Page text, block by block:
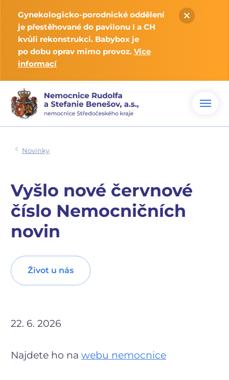
Gynekologicko-porodnické oddělení
je přestěhované do pavilonu I a CH
kvůli rekonstrukci. Babybox je
po dobu oprav mimo provoz. Více
informací
Novinky
Vyšlo nové červnové
číslo Nemocničních
novin
Život u nás
22. 6. 2026
Najdete ho na webu nemocnice